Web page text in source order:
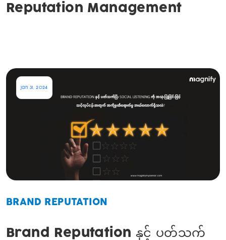
Reputation Management
Jan 31, 2024
BRAND REPUTATION
Brand Reputation နှင့် ပတ်သက်